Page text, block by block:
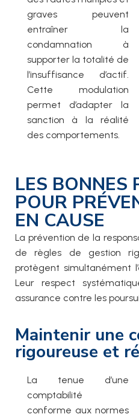
graves peuvent
entraîner la
condamnation à
supporter la totalité de
l’insuffisance d’actif.
Cette modulation
permet d’adapter la
sanction à la réalité
des comportements.
LES BONNES
POUR
EN CAUSE
La prévention de la
de règles de gestion
protègent simultanément
Leur respect
assurance contre les
Maintenir une
rigoureuse et
La tenue d’une
comptabilité
conforme aux normes